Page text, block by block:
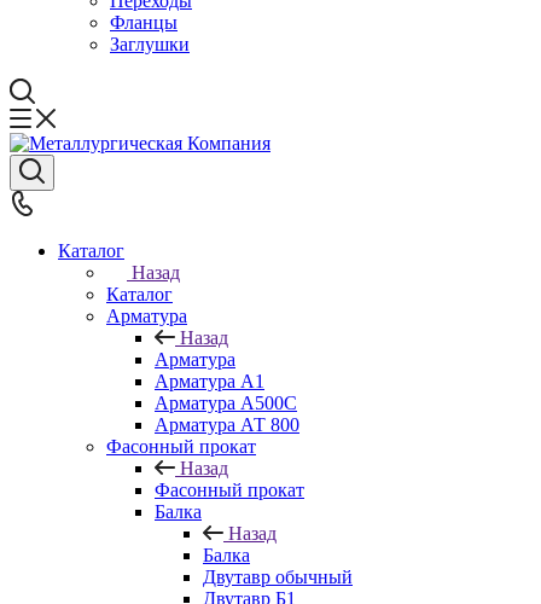
Фланцы
Заглушки
Каталог
Назад
Каталог
Арматура
Назад
Арматура
Арматура А1
Арматура А500С
Арматура АТ 800
Фасонный прокат
Назад
Фасонный прокат
Балка
Назад
Балка
Двутавр обычный
Двутавр Б1